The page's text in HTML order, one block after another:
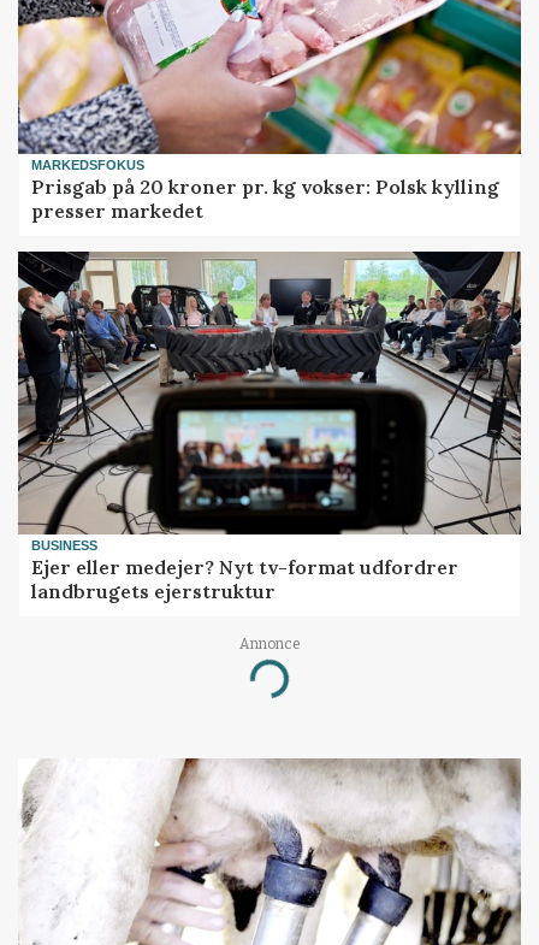
MARKEDSFOKUS
Prisgab på 20 kroner pr. kg vokser: Polsk kylling
presser markedet
BUSINESS
Ejer eller medejer? Nyt tv-format udfordrer
landbrugets ejerstruktur
Annonce
Loading...